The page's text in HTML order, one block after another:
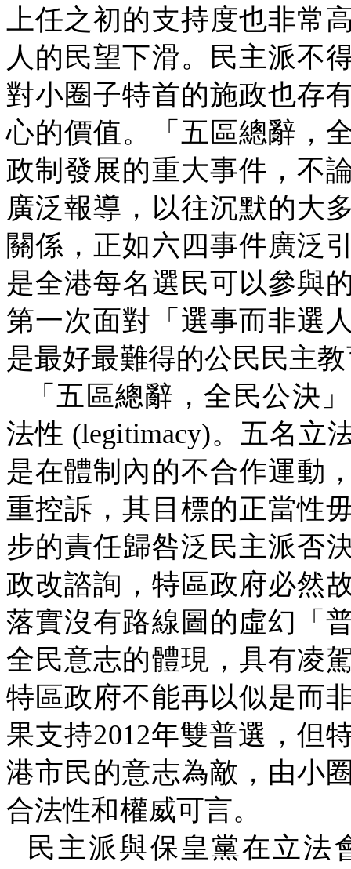
上任之初的支持度也非常
人的民望下滑。民主派不
對小圈子特首的施政也存
心的價值。「五區總辭，
政制發展的重大事件，不
廣泛報導，以往沉默的大
關係，正如六四事件廣泛
是全港每名選民可以參與
第一次面對「選事而非選
是最好最難得的公民民主
「五區總辭，全民公決
法性 (legitimacy)。五名立
是在體制內的不合作運動
重控訴，其目標的正當性
步的責任歸咎泛民主派否
政改諮詢，特區政府必然
落實沒有路線圖的虛幻「
全民意志的體現，具有凌
特區政府不能再以似是而
果支持2012年雙普選，但
港市民的意志為敵，由小
合法性和權威可言。
民主派與保皇黨在立法